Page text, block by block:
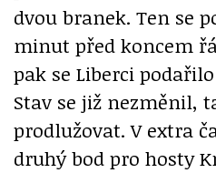
dvou branek. Ten se
minut před koncem
pak se Liberci
Stav se již nezměnil,
prodlužovat. V extra
druhý bod pro hosty